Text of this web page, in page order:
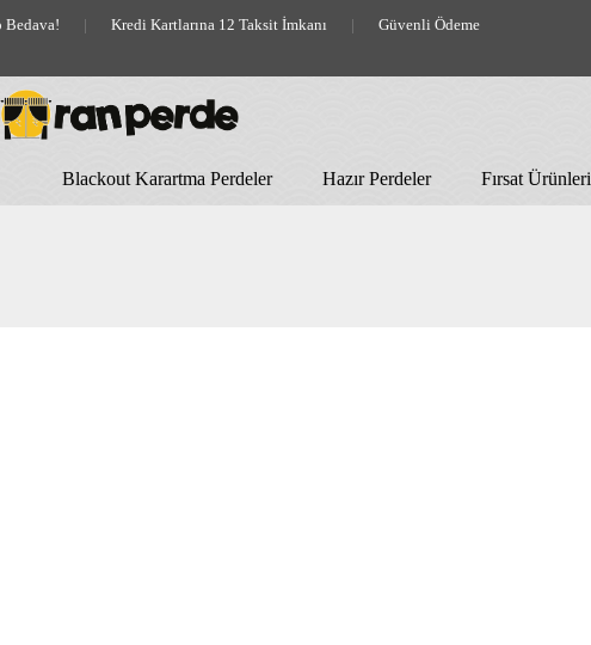
Bedava! | Kredi Kartlarına 12 Taksit İmkanı | Güvenli Ödeme
Blackout Karartma Perdeler Hazır Perdeler Fırsat Ürünleri